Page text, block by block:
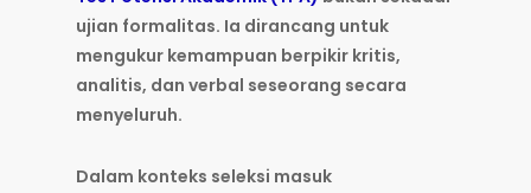
ujian formalitas. Ia dirancang untuk
mengukur kemampuan berpikir kritis,
analitis, dan verbal seseorang secara
menyeluruh.
Dalam konteks seleksi masuk